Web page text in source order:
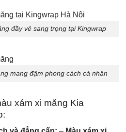
đầy vẻ sang trọng tại Kingwrap
mang đậm phong cách cá nhân
xám xi măng Kia